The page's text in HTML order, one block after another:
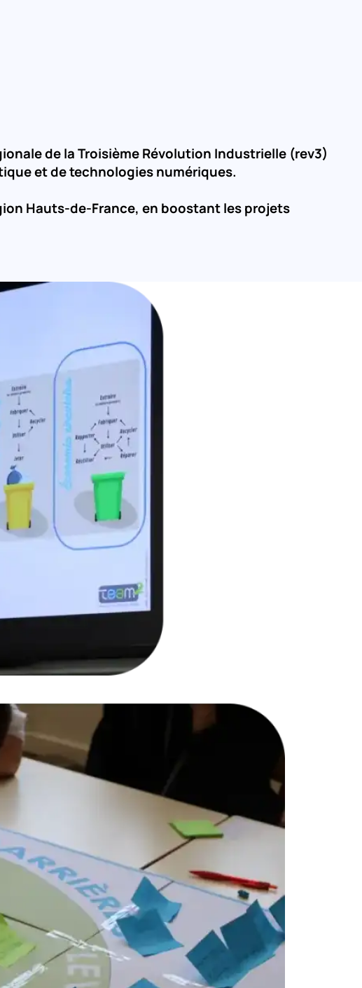
de la Troisième Révolution Industrielle (rev3)
et de technologies numériques.
Hauts-de-France, en boostant les projets